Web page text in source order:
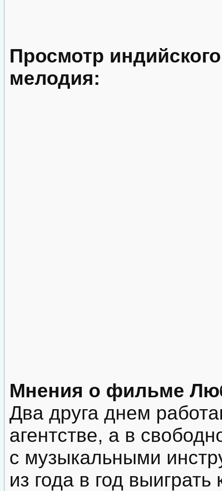
Просмотр
мелодия:
Мнения о фильме
Два друга днем
агентстве, а в
с музыкальными
из года в год